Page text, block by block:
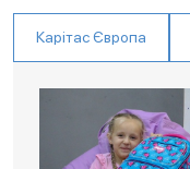
Карітас Європа